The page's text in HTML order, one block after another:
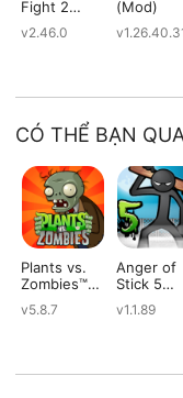
Fight 2
v2.46.0
(Mod)
CÓ THỂ BẠN
Plants vs.
Zombies™
v5.8.7
Anger of
Stick 5
v1.1.89